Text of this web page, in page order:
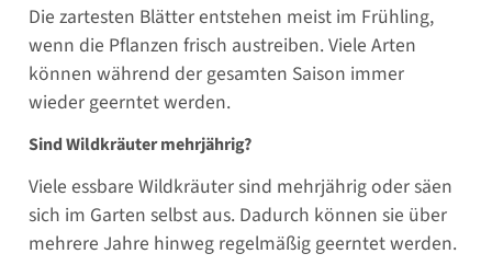
Die zartesten Blätter entstehen meist im Frühling,
wenn die Pflanzen frisch austreiben. Viele Arten
können während der gesamten Saison immer
wieder geerntet werden.
Sind Wildkräuter mehrjährig?
Viele essbare Wildkräuter sind mehrjährig oder säen
sich im Garten selbst aus. Dadurch können sie über
mehrere Jahre hinweg regelmäßig geerntet werden.